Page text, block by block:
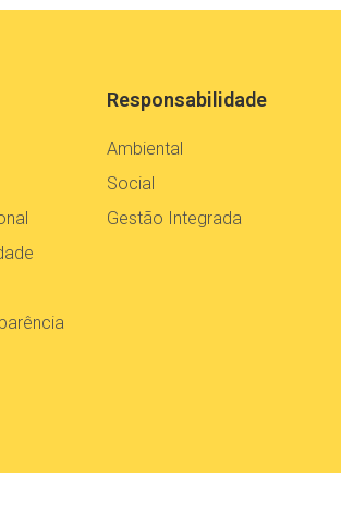
Responsabilidade
Ambiental
Social
Gestão Integrada